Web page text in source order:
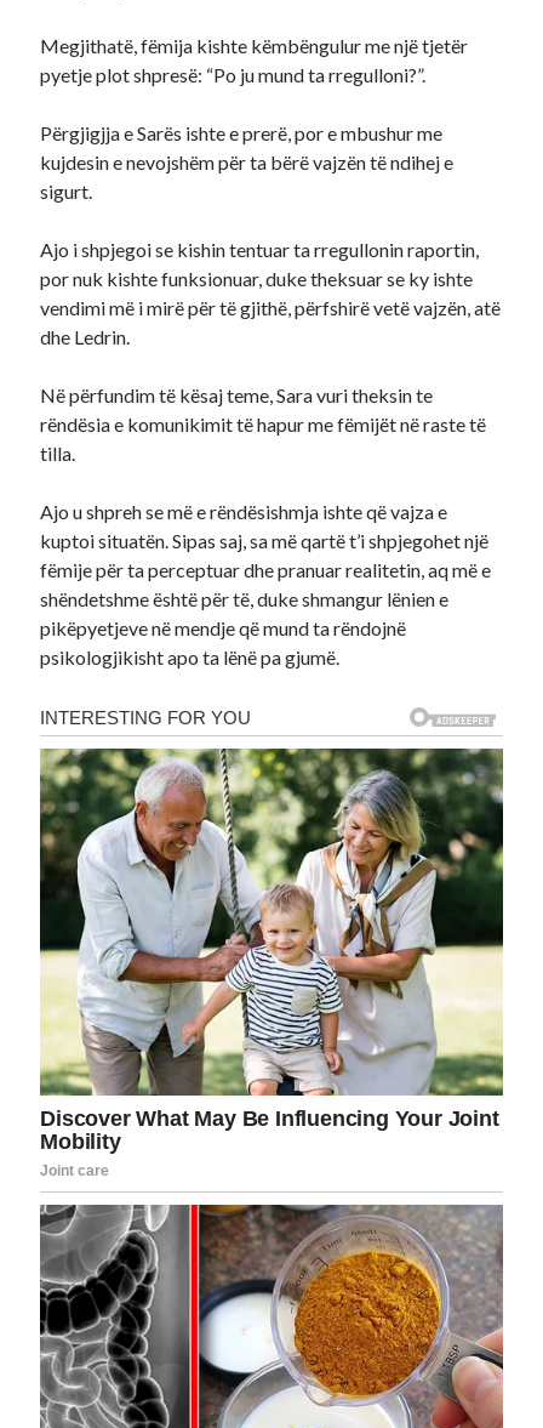
Megjithatë, fëmija kishte këmbëngulur me një tjetër
pyetje plot shpresë: “Po ju mund ta rregulloni?”.
Përgjigjja e Sarës ishte e prerë, por e mbushur me
kujdesin e nevojshëm për ta bërë vajzën të ndihej e
sigurt.
Ajo i shpjegoi se kishin tentuar ta rregullonin raportin,
por nuk kishte funksionuar, duke theksuar se ky ishte
vendimi më i mirë për të gjithë, përfshirë vetë vajzën, atë
dhe Ledrin.
Në përfundim të kësaj teme, Sara vuri theksin te
rëndësia e komunikimit të hapur me fëmijët në raste të
tilla.
Ajo u shpreh se më e rëndësishmja ishte që vajza e
kuptoi situatën. Sipas saj, sa më qartë t’i shpjegohet një
fëmije për ta perceptuar dhe pranuar realitetin, aq më e
shëndetshme është për të, duke shmangur lënien e
pikëpyetjeve në mendje që mund ta rëndojnë
psikologjikisht apo ta lënë pa gjumë.